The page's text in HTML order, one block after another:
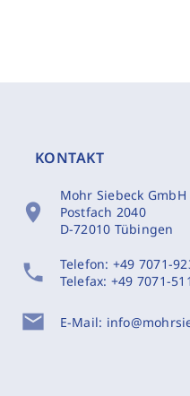
KONTAKT
location_on
Mohr Siebeck GmbH
Postfach 2040
D-72010 Tübingen
phone Telefon: +49 7071-
Telefax: +49 7071-
mail E-Mail: